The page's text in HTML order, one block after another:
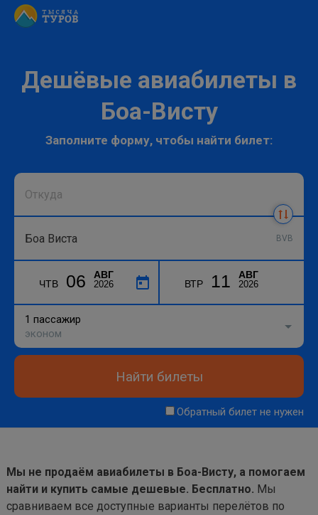
Дешёвые авиабилеты в
Боа-Висту
Заполните форму, чтобы найти билет:
BVB
ЧТВ 06 АВГ
2026 ВТР 11 АВГ
2026
1 пассажир
эконом
Найти билеты
Обратный билет не нужен
Мы не продаём авиабилеты в Боа-Висту, а помогаем
найти и купить самые дешевые. Бесплатно. Мы
сравниваем все доступные варианты перелётов по